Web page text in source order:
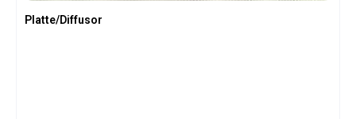
Platte/Diffusor